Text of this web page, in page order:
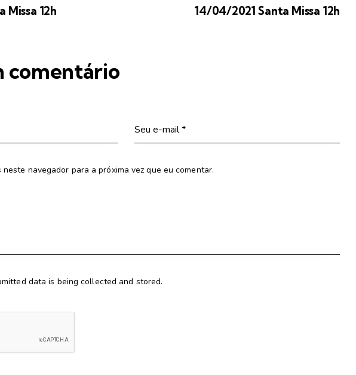
Missa 12h 14/04/2021 Santa Missa 12h
comentário
navegador para a próxima vez que eu comentar.
data is being collected and stored.